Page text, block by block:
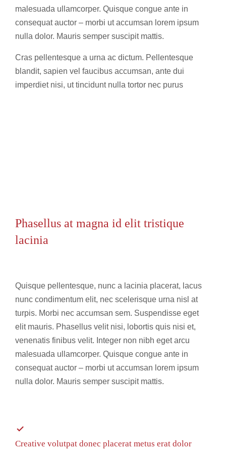
malesuada ullamcorper. Quisque congue ante in
consequat auctor – morbi ut accumsan lorem ipsum
nulla dolor. Mauris semper suscipit mattis.
Cras pellentesque a urna ac dictum. Pellentesque
blandit, sapien vel faucibus accumsan, ante dui
imperdiet nisi, ut tincidunt nulla tortor nec purus
Phasellus at magna id elit tristique
lacinia
Quisque pellentesque, nunc a lacinia placerat, lacus
nunc condimentum elit, nec scelerisque urna nisl at
turpis. Morbi nec accumsan sem. Suspendisse eget
elit mauris. Phasellus velit nisi, lobortis quis nisi et,
venenatis finibus velit. Integer non nibh eget arcu
malesuada ullamcorper. Quisque congue ante in
consequat auctor – morbi ut accumsan lorem ipsum
nulla dolor. Mauris semper suscipit mattis.
Creative volutpat donec placerat metus erat dolor